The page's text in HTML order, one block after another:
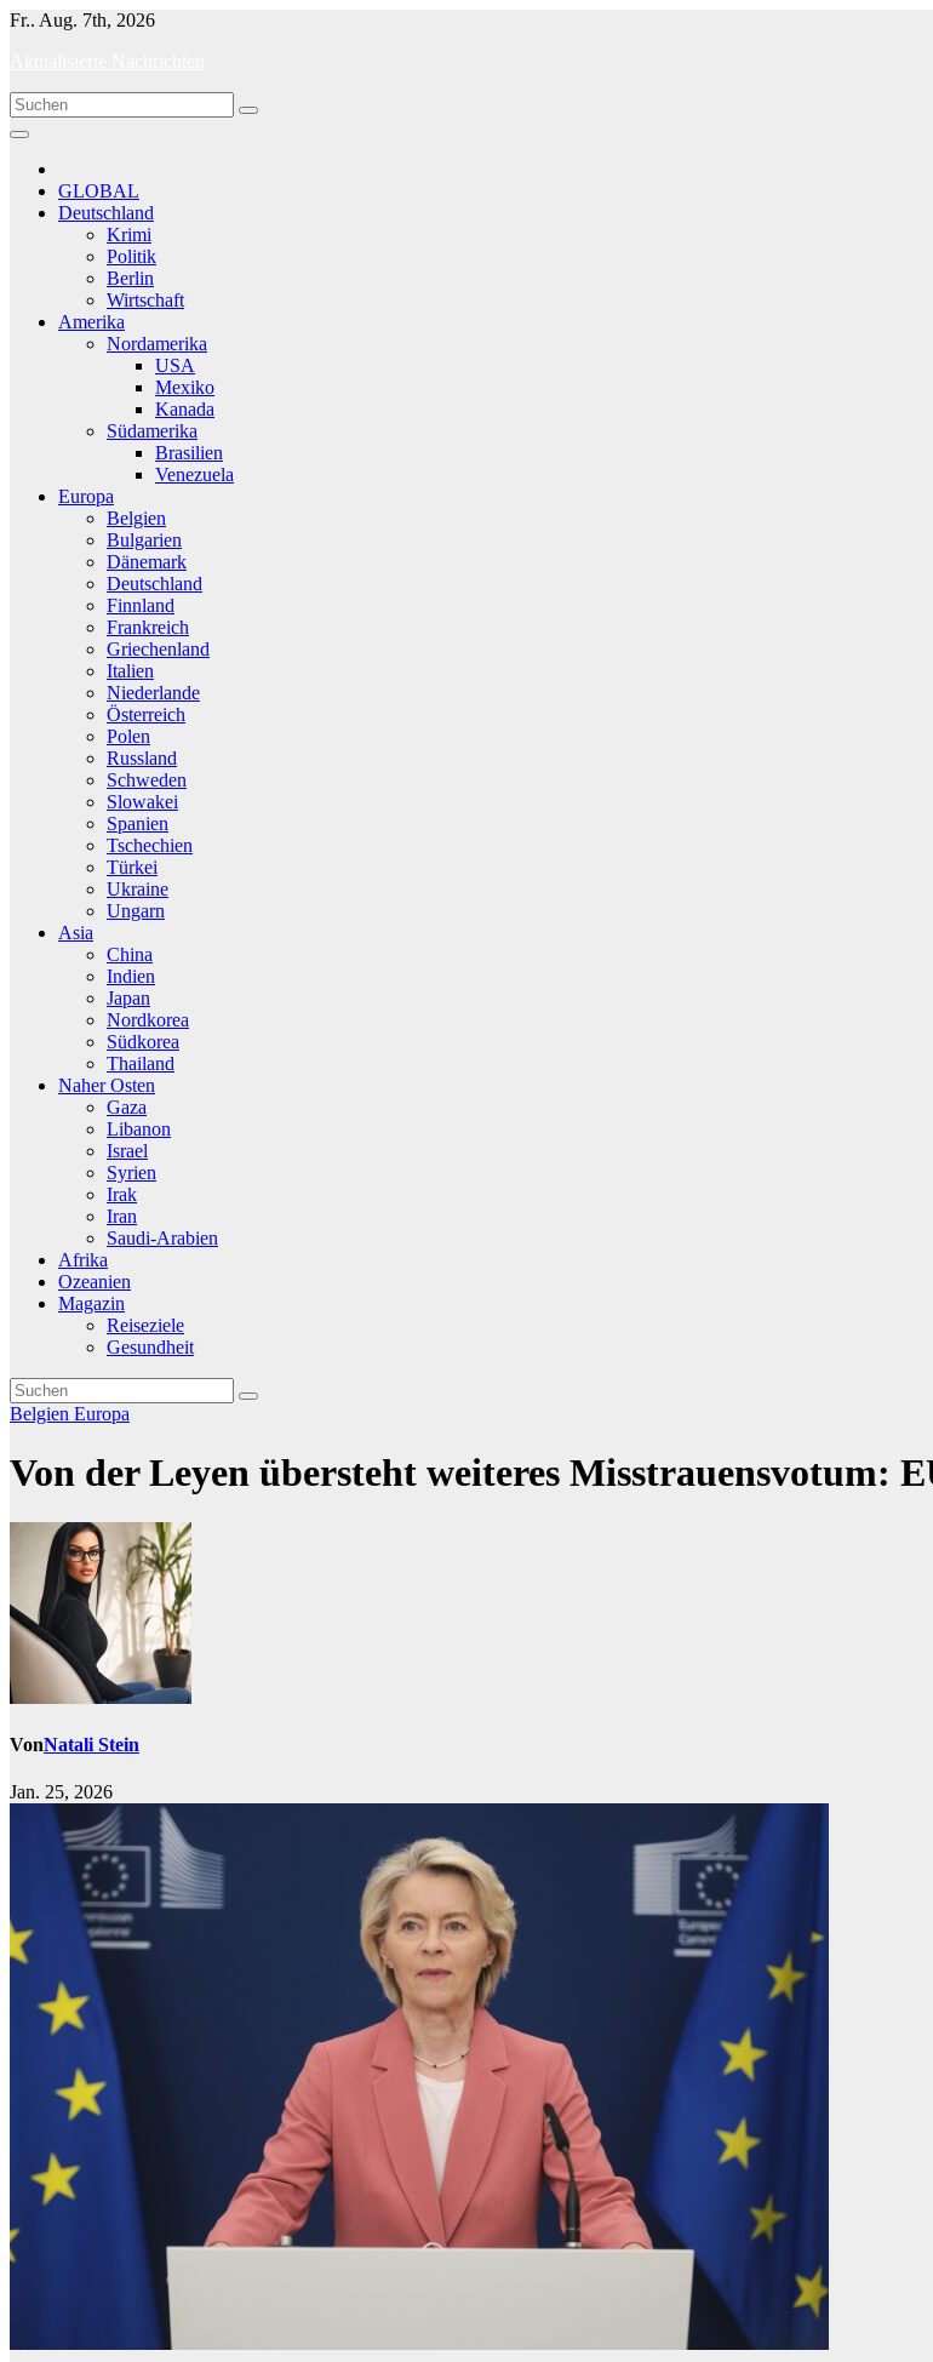
Skip
Fr.. Aug. 7th, 2026
GLOBAL
Deutschland
Krimi
Politik
Berlin
Wirtschaft
Amerika
Nordamerika
USA
Mexiko
Kanada
Südamerika
Brasilien
Venezuela
Europa
Belgien
Bulgarien
Dänemark
Deutschland
Finnland
Frankreich
Griechenland
Italien
Niederlande
Österreich
Polen
Russland
Schweden
Slowakei
Spanien
Tschechien
Türkei
Ukraine
Ungarn
Asia
China
Indien
Japan
Nordkorea
Südkorea
Thailand
Naher Osten
Gaza
Libanon
Israel
Syrien
Irak
Iran
Saudi-Arabien
Afrika
Ozeanien
Magazin
Reiseziele
Gesundheit
Belgien Europa
Von der Leyen übersteht weiteres Misstrauensvotum:
VonNatali Stein
Jan. 25, 2026